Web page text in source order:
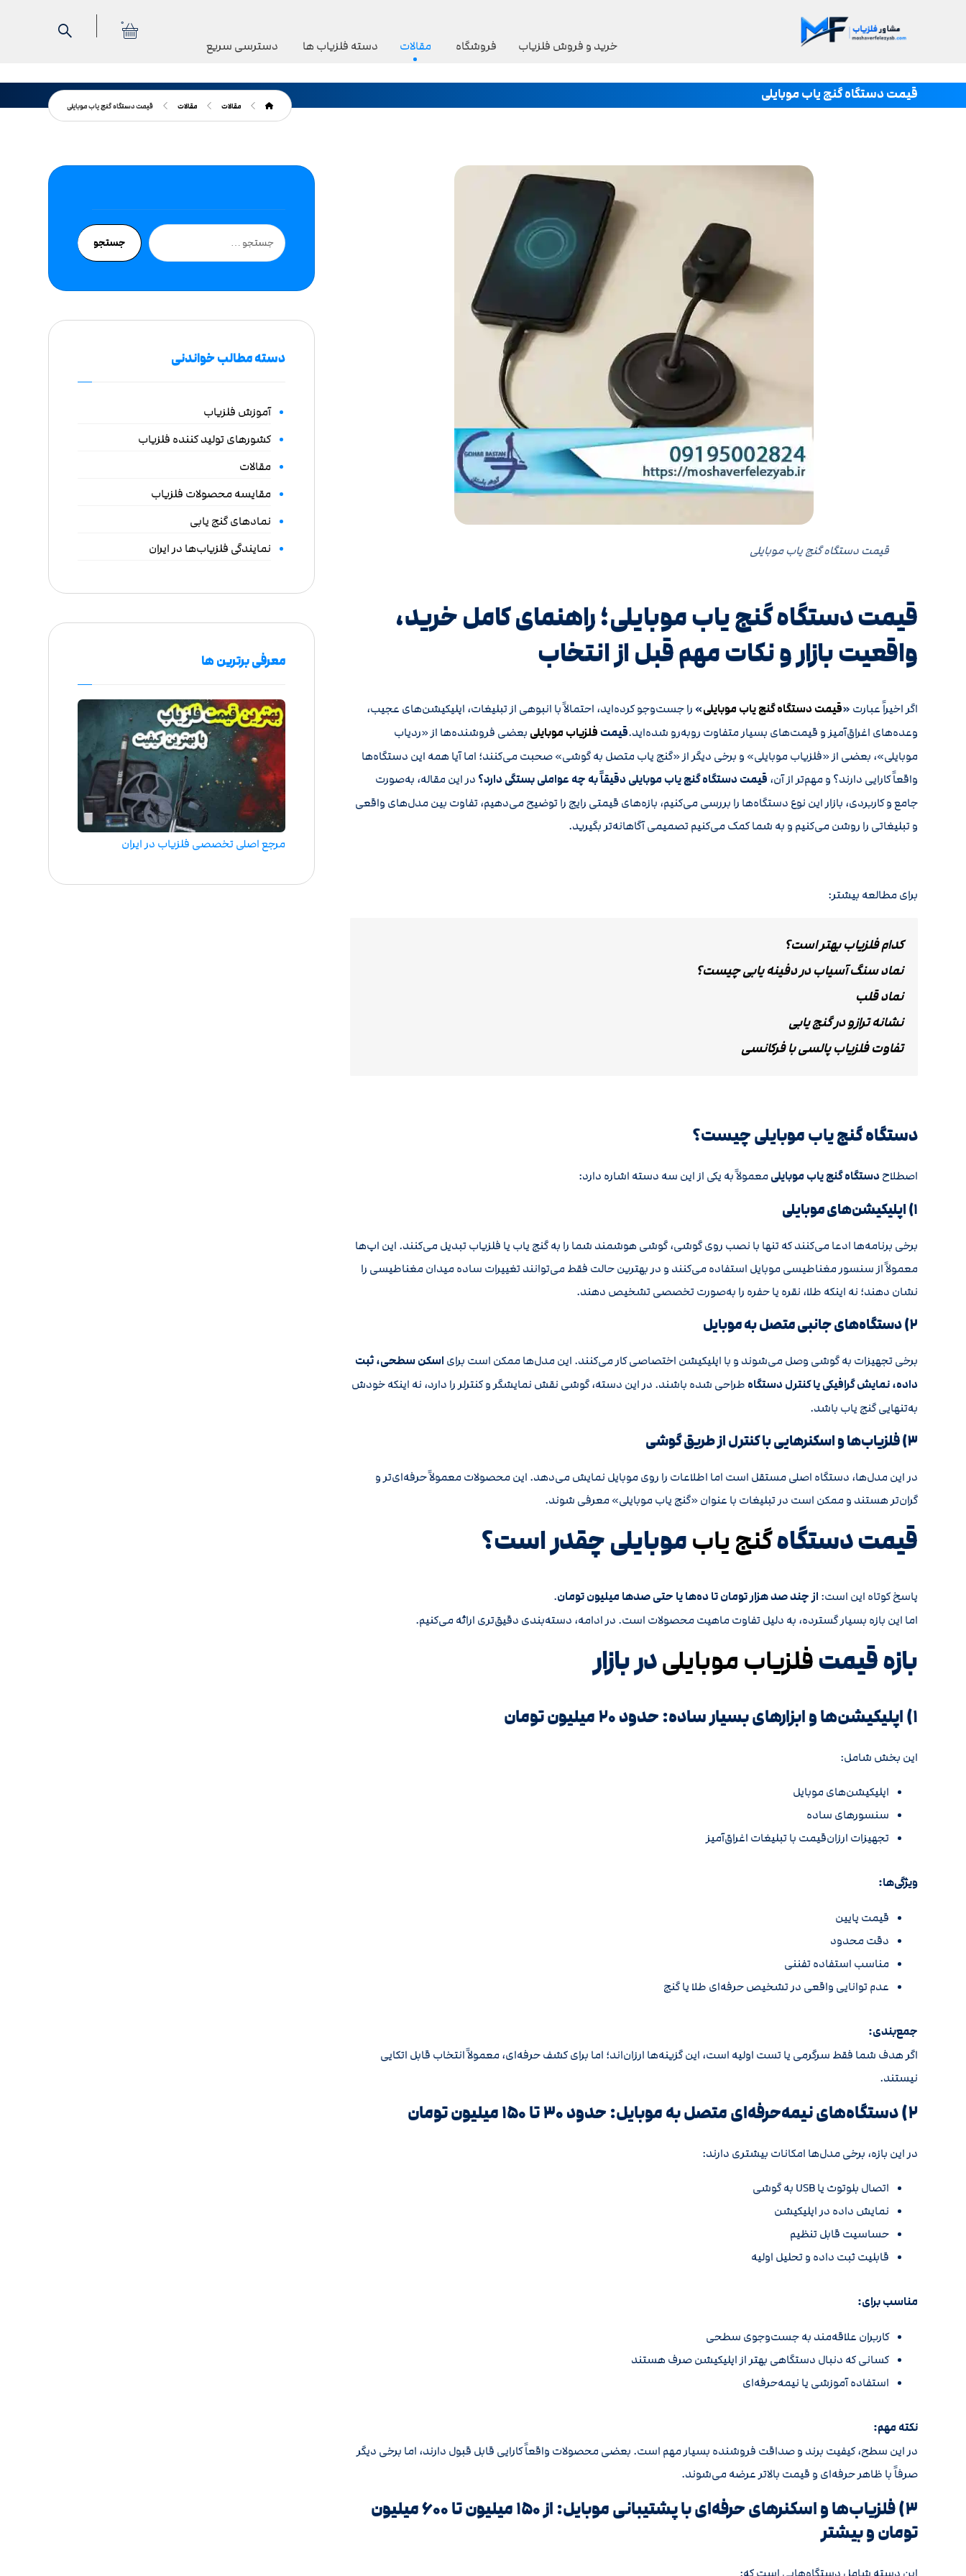
0
خرید و فروش فلزیاب فروشگاه مقالات دسته فلزیاب ها دسترسی سریع
قیمت دستگاه گنج یاب موبایلی
مقالات مقالات قیمت دستگاه گنج یاب موبایلی
قیمت دستگاه گنج یاب موبایلی
قیمت دستگاه گنج یاب موبایلی؛ راهنمای کامل خرید،
واقعیت بازار و نکات مهم قبل از انتخاب
اگر اخیراً عبارت «قیمت دستگاه گنج یاب موبایلی» را جست‌وجو کرده‌اید، احتمالاً با انبوهی از تبلیغات، اپلیکیشن‌های عجیب،
وعده‌های اغراق‌آمیز و قیمت‌های بسیار متفاوت روبه‌رو شده‌اید.قیمت فلزیاب موبایلی بعضی فروشنده‌ها از «ردیاب
موبایلی»، بعضی از «فلزیاب موبایلی» و برخی دیگر از «گنج یاب متصل به گوشی» صحبت می‌کنند؛ اما آیا همه این دستگاه‌ها
واقعاً کارایی دارند؟ و مهم‌تر از آن، قیمت دستگاه گنج یاب موبایلی دقیقاً به چه عواملی بستگی دارد؟ در این مقاله، به‌صورت
جامع و کاربردی، بازار این نوع دستگاه‌ها را بررسی می‌کنیم، بازه‌های قیمتی رایج را توضیح می‌دهیم، تفاوت بین مدل‌های واقعی
و تبلیغاتی را روشن می‌کنیم و به شما کمک می‌کنیم تصمیمی آگاهانه‌تر بگیرید.
برای مطالعه بیشتر:
کدام فلزیاب بهتر است؟
نماد سنگ آسیاب در دفینه یابی چیست؟
نماد قلب
نشانه ترازو در گنج یابی
تفاوت فلزیاب پالسی با فرکانسی
دستگاه گنج یاب موبایلی چیست؟
اصطلاحدستگاه گنج یاب موبایلی معمولاً به یکی از این سه دسته اشاره دارد:
۱) اپلیکیشن‌های موبایلی
برخی برنامه‌ها ادعا می‌کنند که تنها با نصب روی گوشی، گوشی هوشمند شما را به گنج یاب یا فلزیاب تبدیل می‌کنند. این اپ‌ها
معمولاً از سنسور مغناطیسی موبایل استفاده می‌کنند و در بهترین حالت فقط می‌توانند تغییرات ساده میدان مغناطیسی را
نشان دهند؛ نه اینکه طلا، نقره یا حفره را به‌صورت تخصصی تشخیص دهند.
۲) دستگاه‌های جانبی متصل به موبایل
برخی تجهیزات به گوشی وصل می‌شوند و با اپلیکیشن اختصاصی کار می‌کنند. این مدل‌ها ممکن است برای اسکن سطحی، ثبت
داده، نمایش گرافیکی یا کنترل دستگاه طراحی شده باشند. در این دسته، گوشی نقش نمایشگر و کنترلر را دارد، نه اینکه خودش
به‌تنهایی گنج یاب باشد.
۳) فلزیاب‌ها و اسکنرهایی با کنترل از طریق گوشی
در این مدل‌ها، دستگاه اصلی مستقل است اما اطلاعات را روی موبایل نمایش می‌دهد. این محصولات معمولاً حرفه‌ای‌تر و
گران‌تر هستند و ممکن است در تبلیغات با عنوان «گنج یاب موبایلی» معرفی شوند.
قیمت دستگاهگنج یابموبایلی چقدر است؟
پاسخ کوتاه این است: از چند صد هزار تومان تا ده‌ها یا حتی صدها میلیون تومان.
اما این بازه بسیار گسترده، به دلیل تفاوت ماهیت محصولات است. در ادامه، دسته‌بندی دقیق‌تری ارائه می‌کنیم.
بازه قیمتفلزیاب موبایلیدر بازار
۱) اپلیکیشن‌ها و ابزارهای بسیار ساده: حدود ۲۰ میلیون تومان
این بخش شامل:
اپلیکیشن‌های موبایل
سنسورهای ساده
تجهیزات ارزان‌قیمت با تبلیغات اغراق‌آمیز
ویژگی‌ها:
قیمت پایین
دقت محدود
مناسب استفاده تفننی
عدم توانایی واقعی در تشخیص حرفه‌ای طلا یا گنج
جمع‌بندی:
اگر هدف شما فقط سرگرمی یا تست اولیه است، این گزینه‌ها ارزان‌اند؛ اما برای کشف حرفه‌ای، معمولاً انتخاب قابل اتکایی
نیستند.
۲) دستگاه‌های نیمه‌حرفه‌ای متصل به موبایل: حدود ۳۰ تا ۱۵۰ میلیون تومان
در این بازه، برخی مدل‌ها امکانات بیشتری دارند:
اتصال بلوتوث یا USB به گوشی
نمایش داده در اپلیکیشن
حساسیت قابل تنظیم
قابلیت ثبت داده و تحلیل اولیه
مناسب برای:
کاربران علاقه‌مند به جست‌وجوی سطحی
کسانی که دنبال دستگاهی بهتر از اپلیکیشن صرف هستند
استفاده آموزشی یا نیمه‌حرفه‌ای
نکته مهم:
در این سطح، کیفیت برند و صداقت فروشنده بسیار مهم است. بعضی محصولات واقعاً کارایی قابل قبول دارند، اما برخی دیگر
صرفاً با ظاهر حرفه‌ای و قیمت بالاتر عرضه می‌شوند.
۳) فلزیاب‌ها و اسکنرهای حرفه‌ای با پشتیبانی موبایل: از ۱۵۰ میلیون تا ۶۰۰ میلیون
تومان و بیشتر
جستجو
دسته مطالب خواندنی
آموزش فلزیاب
کشورهای تولید کننده فلزیاب
مقالات
مقایسه محصولات فلزیاب
نمادهای گنج یابی
نمایندگی فلزیاب‌ها در ایران
معرفی برترین ها
مرجع اصلی تخصصی فلزیاب در ایران